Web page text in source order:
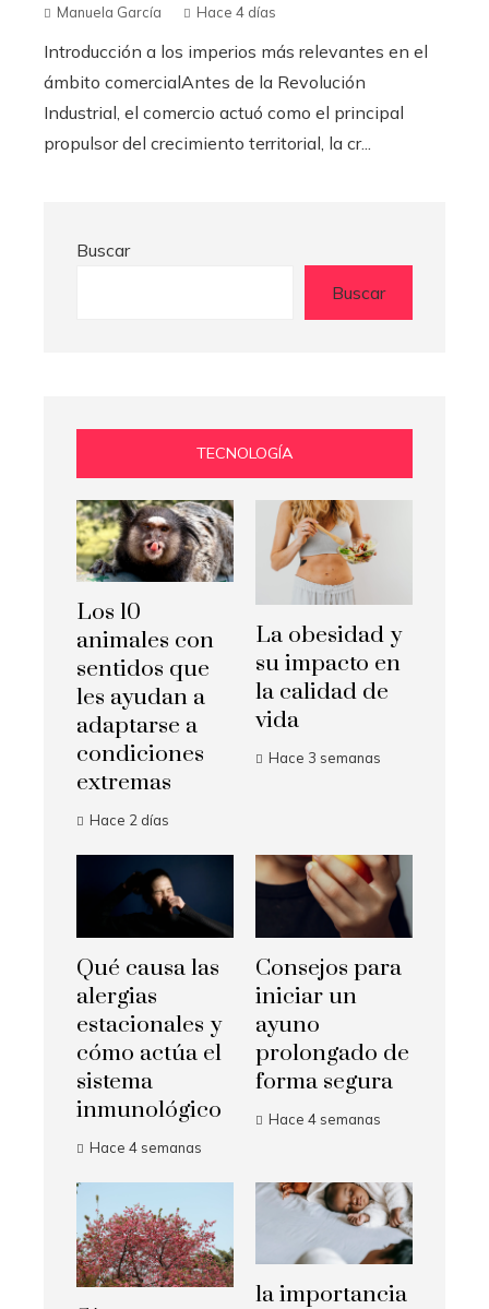
Manuela García Hace 4 días
Introducción a los imperios más relevantes en el
ámbito comercialAntes de la Revolución
Industrial, el comercio actuó como el principal
propulsor del crecimiento territorial, la cr...
Buscar
Buscar
TECNOLOGÍA
Los 10
animales con
sentidos que
les ayudan a
adaptarse a
condiciones
extremas
Hace 2 días
La obesidad y
su impacto en
la calidad de
vida
Hace 3 semanas
Qué causa las
alergias
estacionales y
cómo actúa el
sistema
inmunológico
Hace 4 semanas
Consejos para
iniciar un
ayuno
prolongado de
forma segura
Hace 4 semanas
la importancia